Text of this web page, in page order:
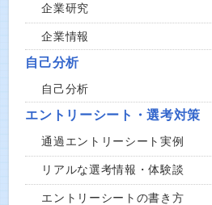
企業研究
企業情報
自己分析
自己分析
エントリーシート・選考対策
通過エントリーシート実例
リアルな選考情報・体験談
エントリーシートの書き方